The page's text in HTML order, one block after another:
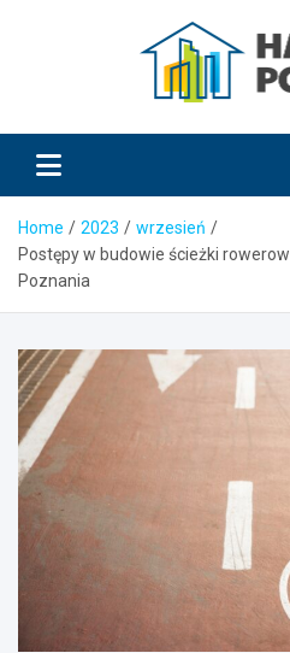
Home 2023
wrzesień
Postępy w budowie ścieżki
Poznania